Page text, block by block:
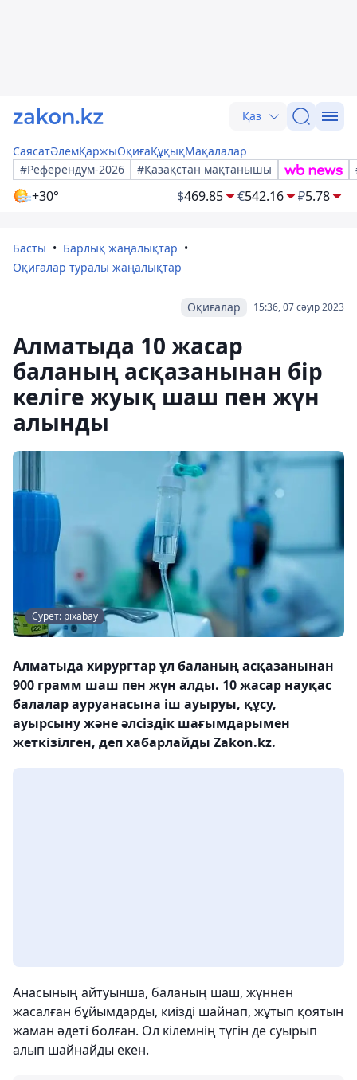
Қаз
СаясатӘлемҚаржыОқиғаҚұқықМақалалар
#Референдум-2026
#Қазақстан мақтанышы
+30° $469.85 €542.16 ₽5.78
Басты
Барлық жаңалықтар
Оқиғалар туралы жаңалықтар
15:36, 07 сәуір 2023
Оқиғалар
Алматыда 10 жасар
баланың асқазанынан бір
келіге жуық шаш пен жүн
алынды
Сурет: pixabay
Алматыда хирургтар ұл баланың асқазанынан
900 грамм шаш пен жүн алды. 10 жасар науқас
балалар ауруанасына іш ауыруы, құсу,
ауырсыну және әлсіздік шағымдарымен
жеткізілген, деп хабарлайды Zakon.kz.
Анасының айтуынша, баланың шаш, жүннен
жасалған бұйымдарды, киізді шайнап, жұтып қоятын
жаман әдеті болған. Ол кілемнің түгін де суырып
алып шайнайды екен.